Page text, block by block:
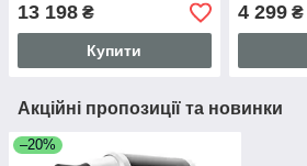
13 198 ₴
Купити
4 299₴
Акційні пропозиції та новинки
–20%